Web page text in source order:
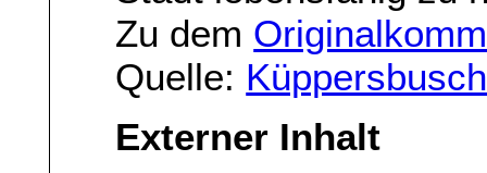
Zu dem
Quelle:
Externer Inhalt